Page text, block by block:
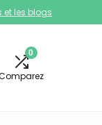
et les blogs
0